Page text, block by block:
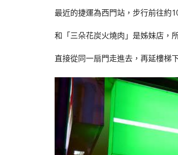
最近的捷運為西門站，步行前往約
和「三朵花炭火燒肉」是姊妹店，
直接從同一扇門走進去，再延樓梯